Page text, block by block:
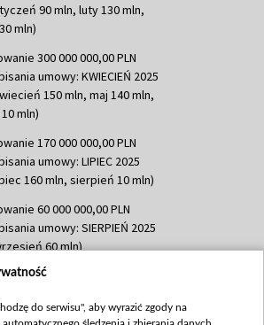
90 mln, luty 130 mln,
mln)
300 000 000,00 PLN
umowy: KWIECIEŃ 2025
150 mln, maj 140 mln,
mln)
170 000 000,00 PLN
umowy: LIPIEC 2025
160 mln, sierpień 10 mln)
60 000 000,00 PLN
umowy: SIERPIEŃ 2025
60 mln)
635 783 051,21 PLN
100 mln, październik 350
do serwisu", aby wyrazić zgody na